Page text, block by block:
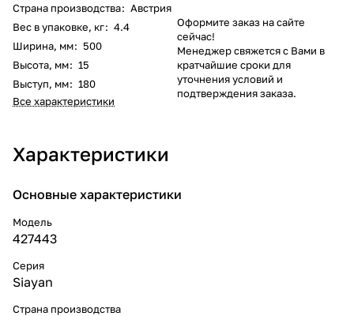
Страна производства: Австрия
Вес в упаковке, кг: 4.4
Ширина, мм: 500
Высота, мм: 15
Выступ, мм: 180
Все характеристики
Оформите заказ на сайте
сейчас!
Менеджер свяжется с Вами в
кратчайшие сроки для
уточнения условий и
подтверждения заказа.
Характеристики
Основные характеристики
Модель
427443
Серия
Siayan
Страна производства